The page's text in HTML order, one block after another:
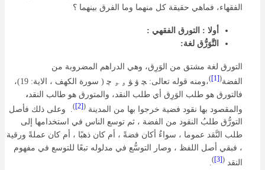
الفقهاء، فماهي حقيقة كل منهما وما الفرق بينهما ؟
أولا : التورق الفقهي :
التَّوَرُّق لغة:
التورق لغة مشتق من الوَرِق، وهي الدراهم المضروبة من
الفضة(
[1]
)
،ومنه قوله تعالى: ﭽ ﯞ ﯟ ﯠ ﯡ ﭼ ( سورة الكهف ، الاية: 19)،
فالتورق هو طلب الوَرِق أي طلب النقد، والمتورق هو طالب النقد ،
والمقصود بها نقود فضية خرجوا بها من المدينة (
[2]
)
وعلى ذلك فأصل
التورُّق طلبُ النقود من الفضة ، ثم توسع الناس في استخدامها إلى
طلب النَّقد عموما ، سواءٌ أكان فضةً ، أم كان ذهبًا ، أم كان عملةً ورقية
، فبقي أصل اللفظ ، وصار التوسُّع في مدلوله تبعًا للتوسع في مفهوم
النقد (
)